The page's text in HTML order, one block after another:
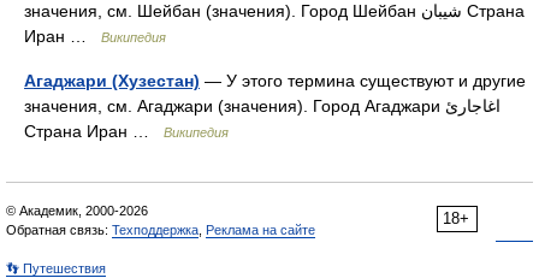
значения, см. Шейбан (значения). Город Шейбан شيبان Страна
Иран …
Википедия
Агаджари (Хузестан) — У этого термина существуют и другие
значения, см. Агаджари (значения). Город Агаджари اغاجارئ
Страна Иран …
Википедия
18+
© Академик, 2000-2026
Обратная связь: Техподдержка Реклама на сайте
👣 Путешествия